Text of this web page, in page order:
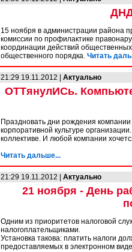
15 ноября в администрации района
комиссии по профилактике
координации действий
общественного порядка. Читать
21:29 19.11.2012 | Актуально
ОТТянулИСь.
Праздновать дни рождения
корпоративной культуре
коллективе. И любой компании
Читать дальше...
21:29 19.11.2012 | Актуально
21 ноября - День
Одним из приоритетов налоговой
налогоплательщиками.
Установка такова: платить налоги
предоставляемых в электронном